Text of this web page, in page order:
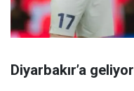
Diyarbakır’a geliyor